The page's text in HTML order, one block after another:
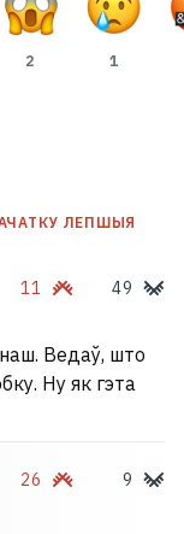
2 1
ЛЕПШЫЯ
11 49
Ведаў, што
Ну як гэта
26 9